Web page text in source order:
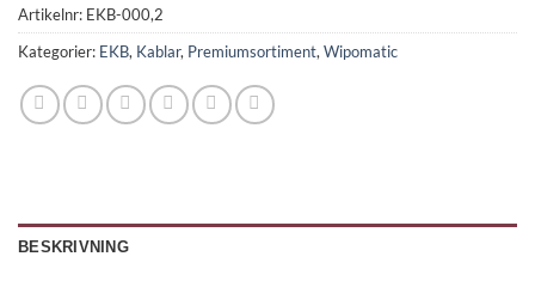
Artikelnr: EKB-000,2
Kategorier: EKB, Kablar, Premiumsortiment,Wipomatic
BESKRIVNING